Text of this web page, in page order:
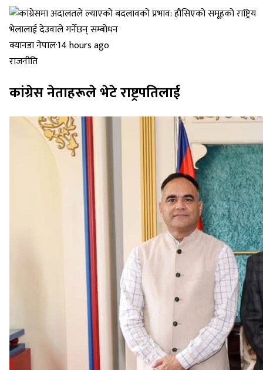
क्यानडा नेपाल·14 hours ago
राजनीति
कांग्रेस नेताहरूले भेटे राष्ट्रपतिलाई